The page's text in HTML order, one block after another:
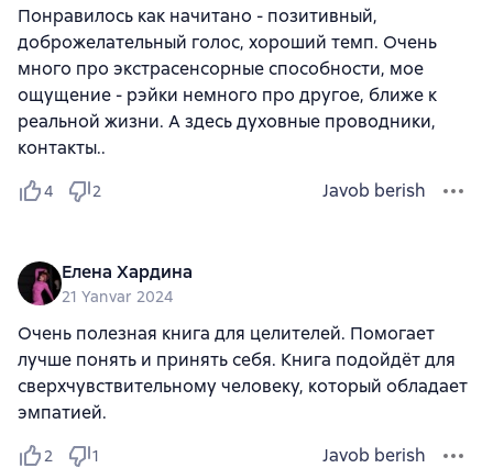
Понравилось как начитано - позитивный,
доброжелательный голос, хороший темп. Очень
много про экстрасенсорные способности, мое
ощущение - рэйки немного про другое, ближе к
реальной жизни. А здесь духовные проводники,
контакты..
4 2 Javob berish
Елена Хардина
21 Yanvar 2024
Очень полезная книга для целителей. Помогает
лучше понять и принять себя. Книга подойдёт для
сверхчувствительному человеку, который обладает
эмпатией.
2 1 Javob berish